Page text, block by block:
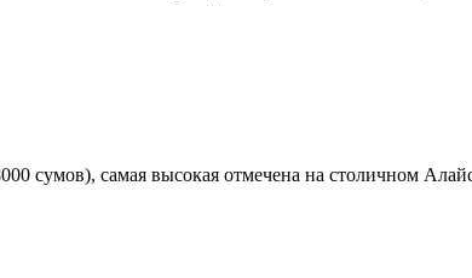
сумов), самая высокая отмечена на столичном